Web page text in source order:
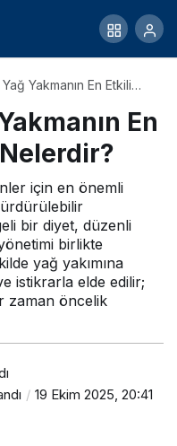
Yakmanın En Etkili
En
için en önemli
bir diyet, düzenli
birlikte
yağ yakımına
istikrarla elde edilir;
zaman öncelik
19 Ekim 2025, 20:41
En Etkili Yöntemleri